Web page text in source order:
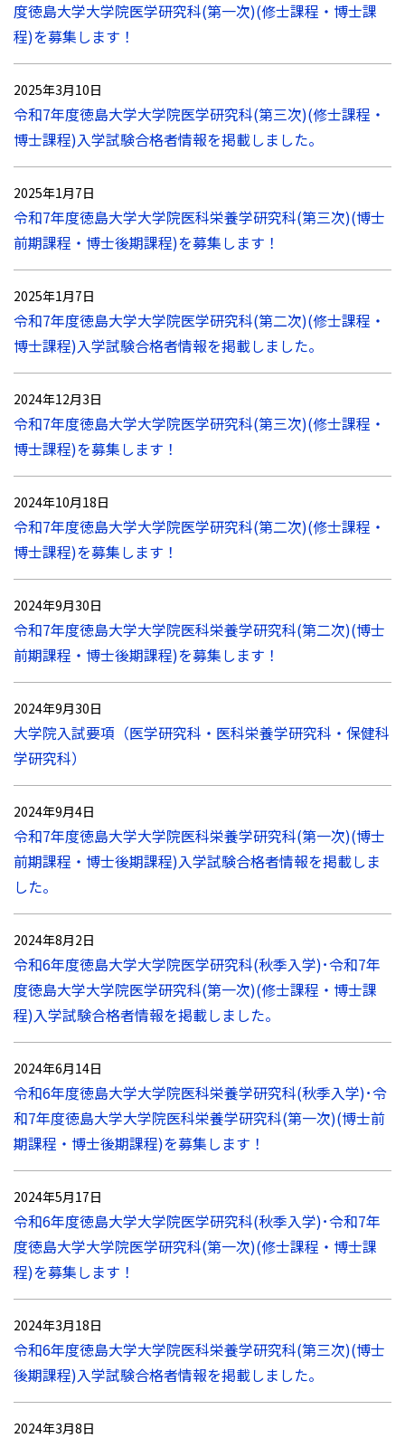
度徳島大学大学院医学研究科(第一次)(修士課程・博士課
程)を募集します！
2025年3月10日
令和7年度徳島大学大学院医学研究科(第三次)(修士課程・
博士課程)入学試験合格者情報を掲載しました。
2025年1月7日
令和7年度徳島大学大学院医科栄養学研究科(第三次)(博士
前期課程・博士後期課程)を募集します！
2025年1月7日
令和7年度徳島大学大学院医学研究科(第二次)(修士課程・
博士課程)入学試験合格者情報を掲載しました。
2024年12月3日
令和7年度徳島大学大学院医学研究科(第三次)(修士課程・
博士課程)を募集します！
2024年10月18日
令和7年度徳島大学大学院医学研究科(第二次)(修士課程・
博士課程)を募集します！
2024年9月30日
令和7年度徳島大学大学院医科栄養学研究科(第二次)(博士
前期課程・博士後期課程)を募集します！
2024年9月30日
大学院入試要項（医学研究科・医科栄養学研究科・保健科
学研究科）
2024年9月4日
令和7年度徳島大学大学院医科栄養学研究科(第一次)(博士
前期課程・博士後期課程)入学試験合格者情報を掲載しま
した。
2024年8月2日
令和6年度徳島大学大学院医学研究科(秋季入学)･令和7年
度徳島大学大学院医学研究科(第一次)(修士課程・博士課
程)入学試験合格者情報を掲載しました。
2024年6月14日
令和6年度徳島大学大学院医科栄養学研究科(秋季入学)･令
和7年度徳島大学大学院医科栄養学研究科(第一次)(博士前
期課程・博士後期課程)を募集します！
2024年5月17日
令和6年度徳島大学大学院医学研究科(秋季入学)･令和7年
度徳島大学大学院医学研究科(第一次)(修士課程・博士課
程)を募集します！
2024年3月18日
令和6年度徳島大学大学院医科栄養学研究科(第三次)(博士
後期課程)入学試験合格者情報を掲載しました。
2024年3月8日